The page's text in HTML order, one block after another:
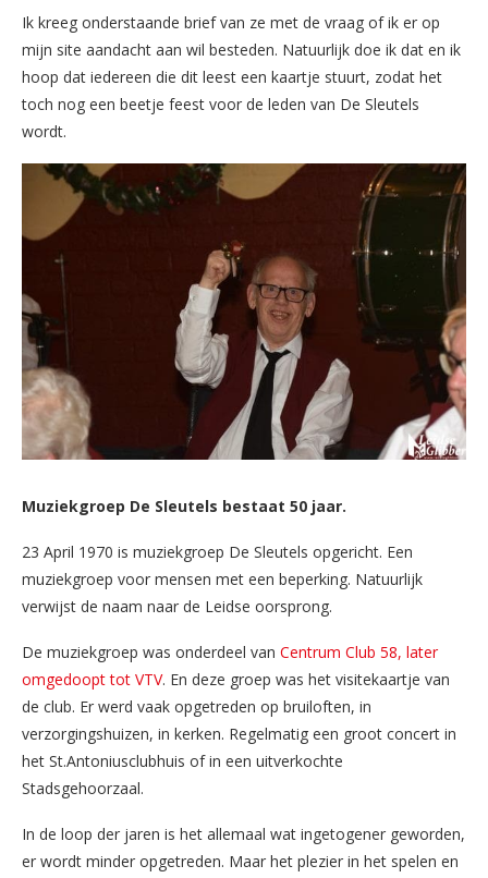
Ik kreeg onderstaande brief van ze met de vraag of ik er op
mijn site aandacht aan wil besteden. Natuurlijk doe ik dat en ik
hoop dat iedereen die dit leest een kaartje stuurt, zodat het
toch nog een beetje feest voor de leden van De Sleutels
wordt.
Muziekgroep De Sleutels bestaat 50 jaar.
23 April 1970 is muziekgroep De Sleutels opgericht. Een
muziekgroep voor mensen met een beperking. Natuurlijk
verwijst de naam naar de Leidse oorsprong.
De muziekgroep was onderdeel van Centrum Club 58, later
omgedoopt tot VTV. En deze groep was het visitekaartje van
de club. Er werd vaak opgetreden op bruiloften, in
verzorgingshuizen, in kerken. Regelmatig een groot concert in
het St.Antoniusclubhuis of in een uitverkochte
Stadsgehoorzaal.
In de loop der jaren is het allemaal wat ingetogener geworden,
er wordt minder opgetreden. Maar het plezier in het spelen en